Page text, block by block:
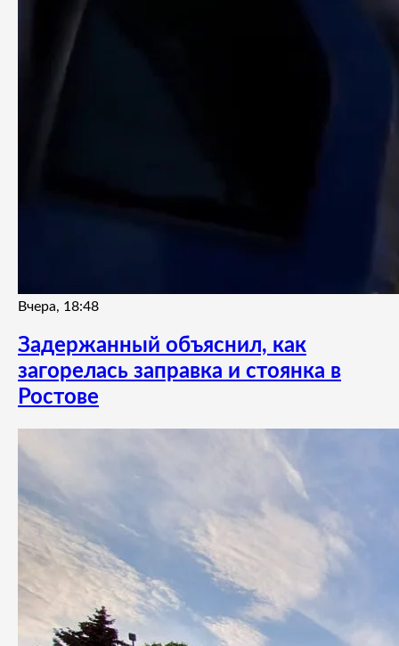
Вчера, 18:48
Задержанный объяснил, как
загорелась заправка и стоянка в
Ростове